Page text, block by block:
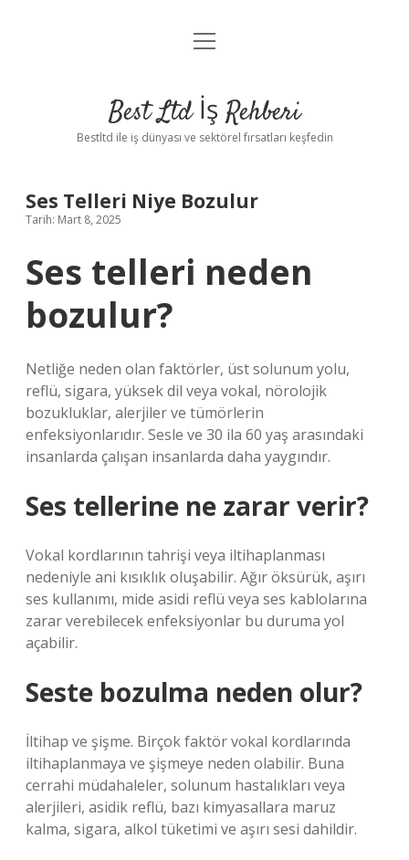
Anasayfa
Yasal Uyarı
menüyü
Best Ltd İş Rehberi
Bestltd ile iş dünyası ve sektörel fırsatları keşfedin
Ses Telleri Niye Bozulur
Tarih: Mart 8, 2025
Ses telleri neden
bozulur?
Netliğe neden olan faktörler, üst solunum yolu,
reflü, sigara, yüksek dil veya vokal, nörolojik
bozukluklar, alerjiler ve tümörlerin
enfeksiyonlarıdır. Sesle ve 30 ila 60 yaş arasındaki
insanlarda çalışan insanlarda daha yaygındır.
Ses tellerine ne zarar verir?
Vokal kordlarının tahrişi veya iltihaplanması
nedeniyle ani kısıklık oluşabilir. Ağır öksürük, aşırı
ses kullanımı, mide asidi reflü veya ses kablolarına
zarar verebilecek enfeksiyonlar bu duruma yol
açabilir.
Seste bozulma neden olur?
İltihap ve şişme. Birçok faktör vokal kordlarında
iltihaplanmaya ve şişmeye neden olabilir. Buna
cerrahi müdahaleler, solunum hastalıkları veya
alerjileri, asidik reflü, bazı kimyasallara maruz
kalma, sigara, alkol tüketimi ve aşırı sesi dahildir.